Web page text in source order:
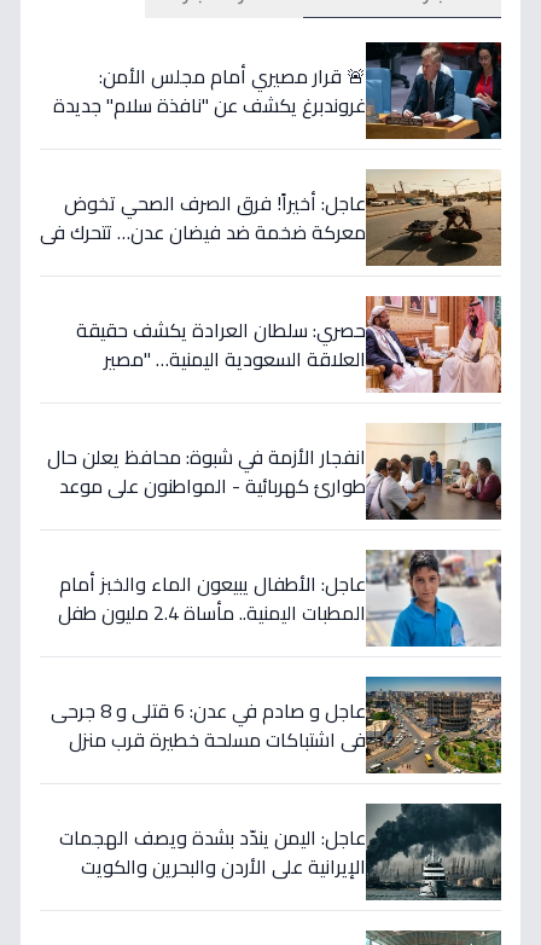
🚨 قرار مصيري أمام مجلس الأمن:
غروندبرغ يكشف عن "نافذة سلام" جديدة
عاجل: أخيراً! فرق الصرف الصحي تخوض
معركة ضخمة ضد فيضان عدن… تتحرك في
حصري: سلطان العرادة يكشف حقيقة
العلاقة السعودية اليمنية… "مصير
انفجار الأزمة في شبوة: محافظ يعلن حال
طوارئ كهربائية - المواطنون على موعد
عاجل: الأطفال يبيعون الماء والخبز أمام
المطبات اليمنية.. مأساة 2.4 مليون طفل
عائلية!
عاجل و صادم في عدن: 6 قتلى و 8 جرحى
في اشتباكات مسلحة خطيرة قرب منزل
عاجل: اليمن يندّد بشدة ويصف الهجمات
الإيرانية على الأردن والبحرين والكويت